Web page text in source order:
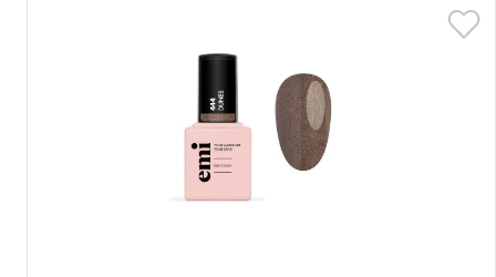
Расскажите о впечатлениях